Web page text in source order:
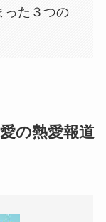
った３つの
の熱愛報道